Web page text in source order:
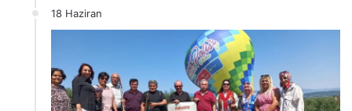
18 Haziran